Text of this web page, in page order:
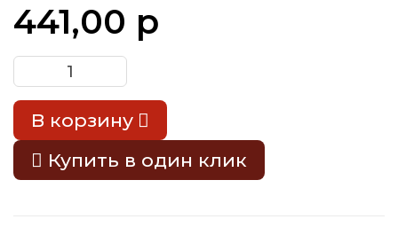
441,00 р
В корзину
Купить в один клик